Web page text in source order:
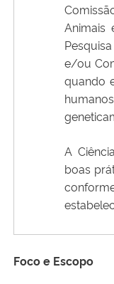
Animais
e/ou
quando
A
boas
Foco e Escopo